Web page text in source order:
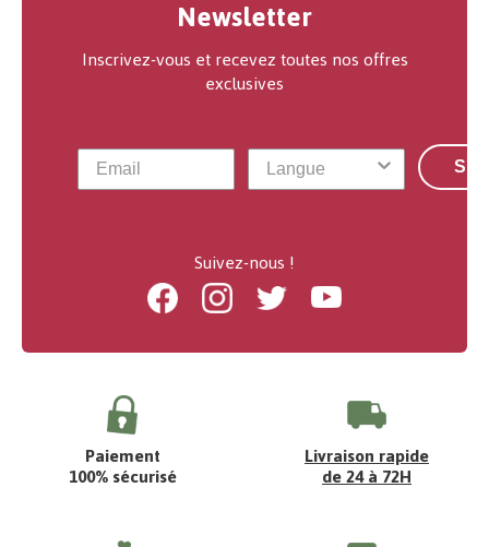
Newsletter
Inscrivez-vous et recevez toutes nos offres
exclusives
Suivez-nous !
FacebookInstagramTwitter Youtube
Paiement
100% sécurisé
Livraison rapide
de 24 à 72H